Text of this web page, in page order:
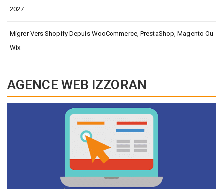
2027
Migrer Vers Shopify Depuis WooCommerce, PrestaShop, Magento Ou
Wix
AGENCE WEB IZZORAN